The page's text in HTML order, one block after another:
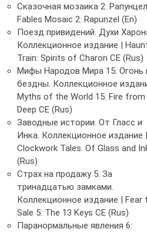
Сказочная мозаика 2:
Fables Mosaic 2: Rapunzel (En)
Поезд привидений. Духи
Коллекционное издание |
Train: Spirits of Charon CE (Rus)
Мифы Народов Мира 15: Огонь
бездны. Коллекционное
Myths of the World 15: Fire from
Deep CE (Rus)
Заводные истории. От Гласс и
Инка. Коллекционное издание
Clockwork Tales. Of Glass and
(Rus)
Страх на продажу 5: За
тринадцатью замками.
Коллекционное издание | Fear
Sale 5: The 13 Keys CE (Rus)
Паранормальные явления 6: